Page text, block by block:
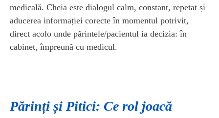
medicală. Cheia este dialogul calm, constant, repetat și
aducerea informației corecte în momentul potrivit,
direct acolo unde părintele/pacientul ia decizia: în
cabinet, împreună cu medicul.
Părinți și Pitici: Ce rol joacă